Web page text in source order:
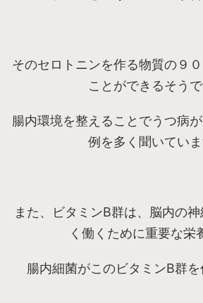
そのセロトニンを作る物質の９
ことができるそうで
腸内環境を整えることでうつ病
例を多く聞いていま
また、ビタミンB群は、脳内の
く働くために重要な栄
腸内細菌がこのビタミンB群を